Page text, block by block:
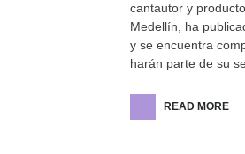
cantautor y
Medellín, ha
y se encuentra
harán parte de su
READ MORE